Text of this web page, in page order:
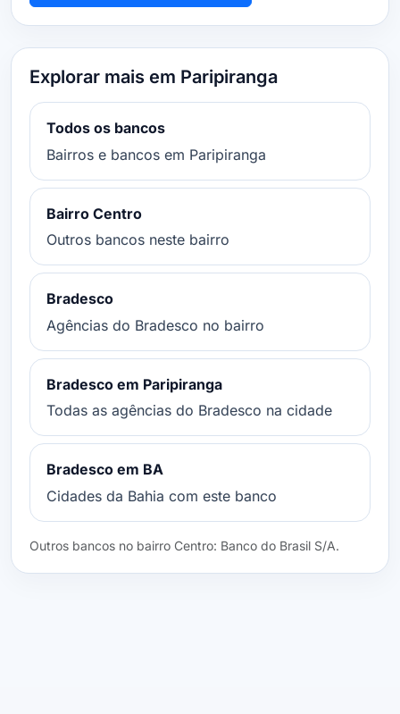
Explorar mais em Paripiranga
Todos os bancos
Bairros e bancos em Paripiranga
Bairro Centro
Outros bancos neste bairro
Bradesco
Agências do Bradesco no bairro
Bradesco em Paripiranga
Todas as agências do Bradesco na cidade
Bradesco em BA
Cidades da Bahia com este banco
Outros bancos no bairro Centro: Banco do Brasil S/A.